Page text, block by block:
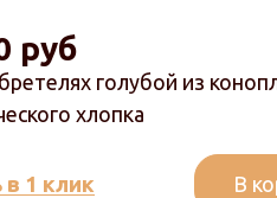
голубой из
хлопка
руб
в 1 клик В